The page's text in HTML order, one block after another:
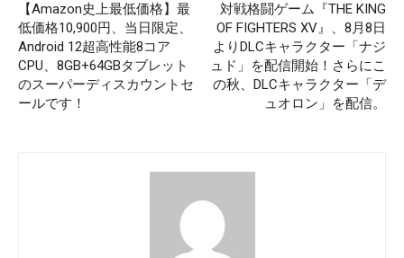
【Amazon史上最低価格】最
低価格10,900円、当日限定、
Android 12超高性能8コア
CPU、8GB+64GBタブレット
のスーパーディスカウントセ
ールです！
対戦格闘ゲーム『THE KING
OF FIGHTERS XV』、8月8日
よりDLCキャラクター「ナジ
ュド」を配信開始！さらにこ
の秋、DLCキャラクター「デ
ュオロン」を配信。